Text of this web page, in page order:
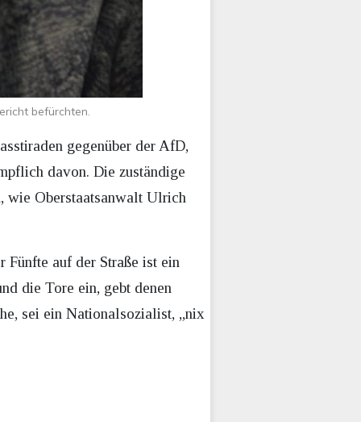
befürchten.
gegenüber der AfD,
davon. Die zuständige
wie Oberstaatsanwalt Ulrich
auf der Straße ist ein
die Tore ein, gebt denen
sei ein Nationalsozialist, „nix